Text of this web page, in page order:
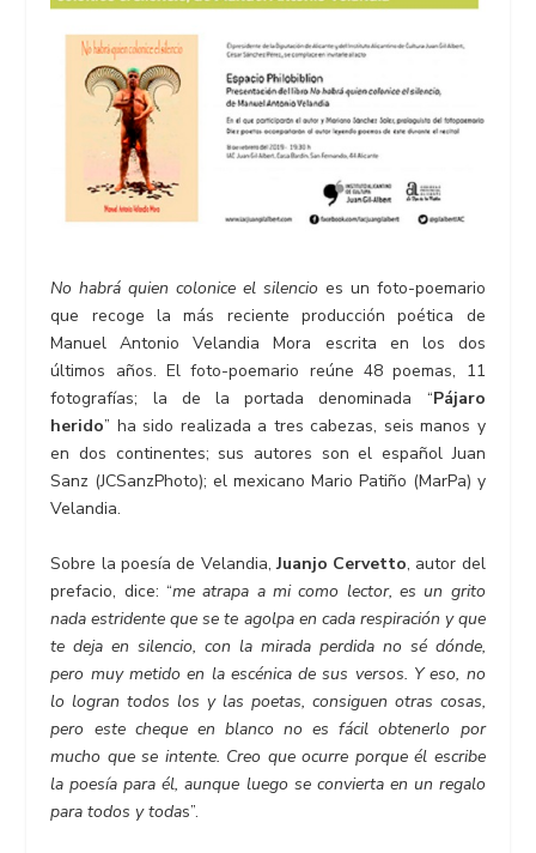
No habrá quien colonice el silencio es un foto-poemario
que recoge la más reciente producción poética de
Manuel Antonio Velandia Mora escrita en los dos
últimos años. El foto-poemario reúne 48 poemas, 11
fotografías; la de la portada denominada “Pájaro
herido” ha sido realizada a tres cabezas, seis manos y
en dos continentes; sus autores son el español Juan
Sanz (JCSanzPhoto); el mexicano Mario Patiño (MarPa) y
Velandia.
Sobre la poesía de Velandia,Juanjo Cervetto, autor del
prefacio, dice: “me atrapa a mi como lector, es un grito
nada estridente que se te agolpa en cada respiración y que
te deja en silencio, con la mirada perdida no sé dónde,
pero muy metido en la escénica de sus versos. Y eso, no
lo logran todos los y las poetas, consiguen otras cosas,
pero este cheque en blanco no es fácil obtenerlo por
mucho que se intente. Creo que ocurre porque él escribe
la poesía para él, aunque luego se convierta en un regalo
para todos y todas”.